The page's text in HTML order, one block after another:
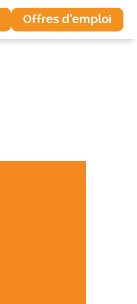
Offres d'emploi